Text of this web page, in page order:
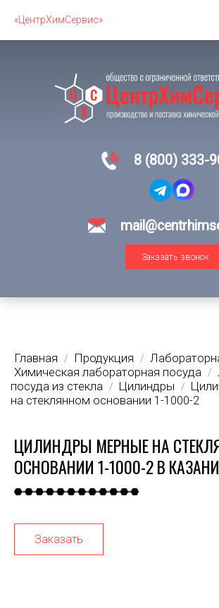
«ЦентрХимСервис»
8 (800) 333-
Заказать звонок
Главная / Продукция /
Химическая лабораторная посуда /
посуда из стекла / Цилиндры /
на стеклянном основании 1-1000-2
ЦИЛИНДРЫ МЕРНЫЕ НА
ОСНОВАНИИ 1-1000-2 В КАЗАНИ
Заказать